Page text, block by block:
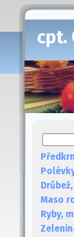
cpt.
Maso
Ryby,